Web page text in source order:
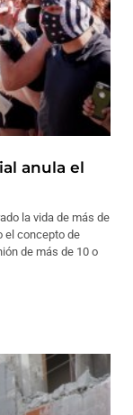
anula el
la vida de más de
el concepto de
de más de 10 o